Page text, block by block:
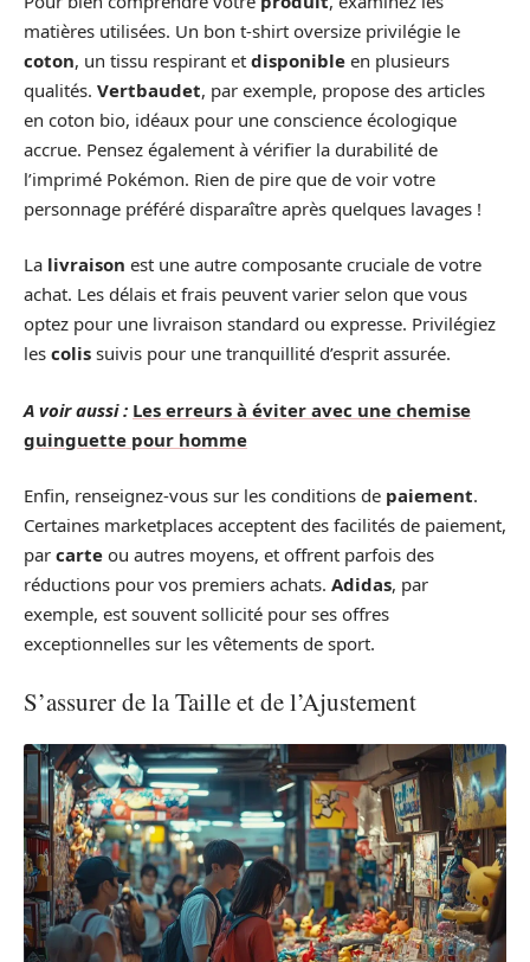
matières utilisées. Un bon t-shirt oversize privilégie le
coton, un tissu respirant et disponible en plusieurs
qualités. Vertbaudet, par exemple, propose des articles
en coton bio, idéaux pour une conscience écologique
accrue. Pensez également à vérifier la durabilité de
l’imprimé Pokémon. Rien de pire que de voir votre
personnage préféré disparaître après quelques lavages !
La livraison est une autre composante cruciale de votre
achat. Les délais et frais peuvent varier selon que vous
optez pour une livraison standard ou expresse. Privilégiez
les colis suivis pour une tranquillité d’esprit assurée.
A voir aussi : Les erreurs à éviter avec une chemise
guinguette pour homme
Enfin, renseignez-vous sur les conditions de paiement.
Certaines marketplaces acceptent des facilités de paiement,
par carte ou autres moyens, et offrent parfois des
réductions pour vos premiers achats. Adidas, par
exemple, est souvent sollicité pour ses offres
exceptionnelles sur les vêtements de sport.
S’assurer de la Taille et de l’Ajustement